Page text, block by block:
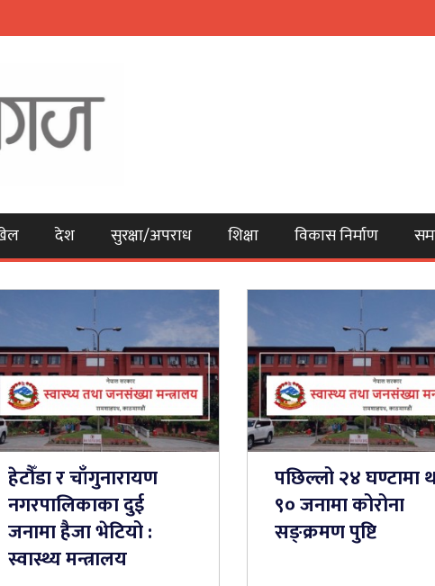
देश सुरक्षा/अपराध शिक्षा विकास निर्माण
हेटौँडा र चाँगुनारायण
नगरपालिकाका दुई
जनामा हैजा भेटियो :
स्वास्थ्य मन्त्रालय
पछिल्लो २४ घण्टामा
९० जनामा कोरोना
सङ्क्रमण पुष्टि
अनुगमनः म्याद
५०
बाँकेमा चोरी भएका चार मोटरसाइकल
फेला, सम्बन्धित धनीलाई बुझाइयो
HONOR
X6d 5G, बजेट
शून्य प्रतिशत